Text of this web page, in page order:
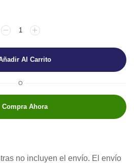
Al Carrito
O
Compra Ahora
no incluyen el envío. El envío